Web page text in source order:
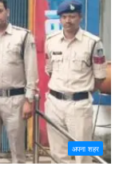
अपना शहर